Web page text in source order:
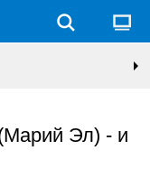
Эл) - и